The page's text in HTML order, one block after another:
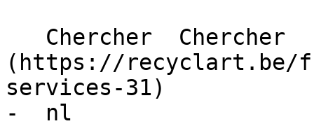
(https://recyclart.be/
services-31)
-  nl